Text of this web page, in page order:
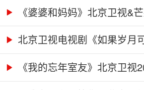
《婆婆和妈妈》北京卫视&
北京卫视电视剧《如果岁月
牌...《我的忘年室友》北京卫视